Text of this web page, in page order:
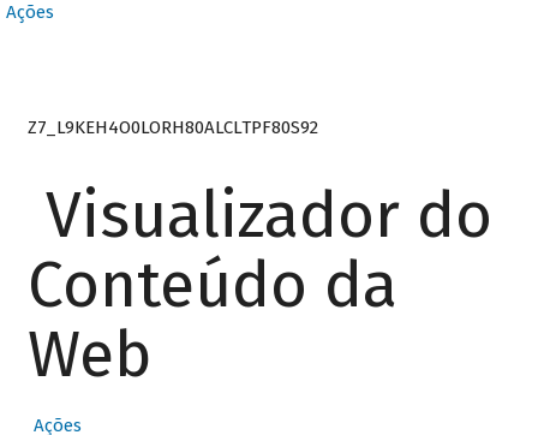
Ações
Z7_L9KEH4O0LORH80ALCLTPF80S92
Visualizador do
Conteúdo da
Web
Ações